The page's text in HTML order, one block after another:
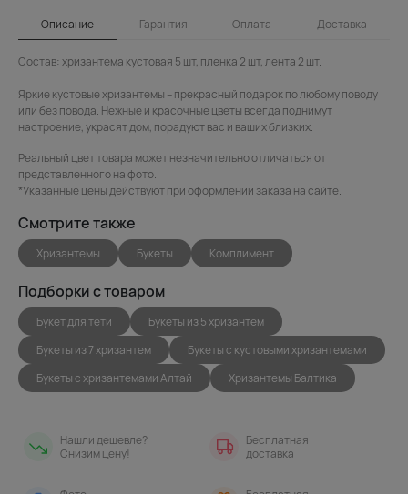
Описание Гарантия Оплата Доставка
Состав: хризантема кустовая 5 шт, пленка 2 шт, лента 2 шт.
Яркие кустовые хризантемы – прекрасный подарок по любому поводу
или без повода. Нежные и красочные цветы всегда поднимут
настроение, украсят дом, порадуют вас и ваших близких.
Реальный цвет товара может незначительно отличаться от
представленного на фото.
*Указанные цены действуют при оформлении заказа на сайте.
Смотрите также
Хризантемы Букеты Комплимент
Подборки с товаром
Букет для тети
Букеты из 5 хризантем
Букеты из 7 хризантем
Букеты с кустовыми хризантемами
Букеты с хризантемами Алтай
Хризантемы Балтика
Нашли дешевле?
Снизим цену!
Бесплатная
доставка